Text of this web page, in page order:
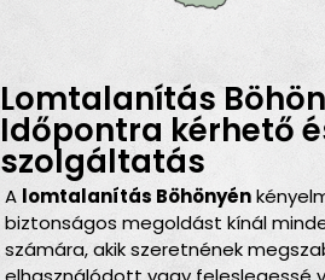
Lomtalanítás
Időpontra kérhető
szolgáltatás
A lomtalanítás Böhönyén
biztonságos megoldást kínál
számára, akik szeretnének